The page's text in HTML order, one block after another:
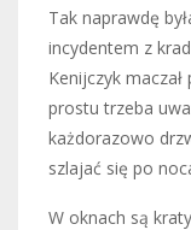
Tak naprawdę
incydentem z
Kenijczyk
prostu trzeba
każdorazowo
szlajać się po
W oknach są